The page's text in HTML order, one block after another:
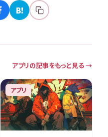
B!
アプリの記事をもっと見る →
アプリ